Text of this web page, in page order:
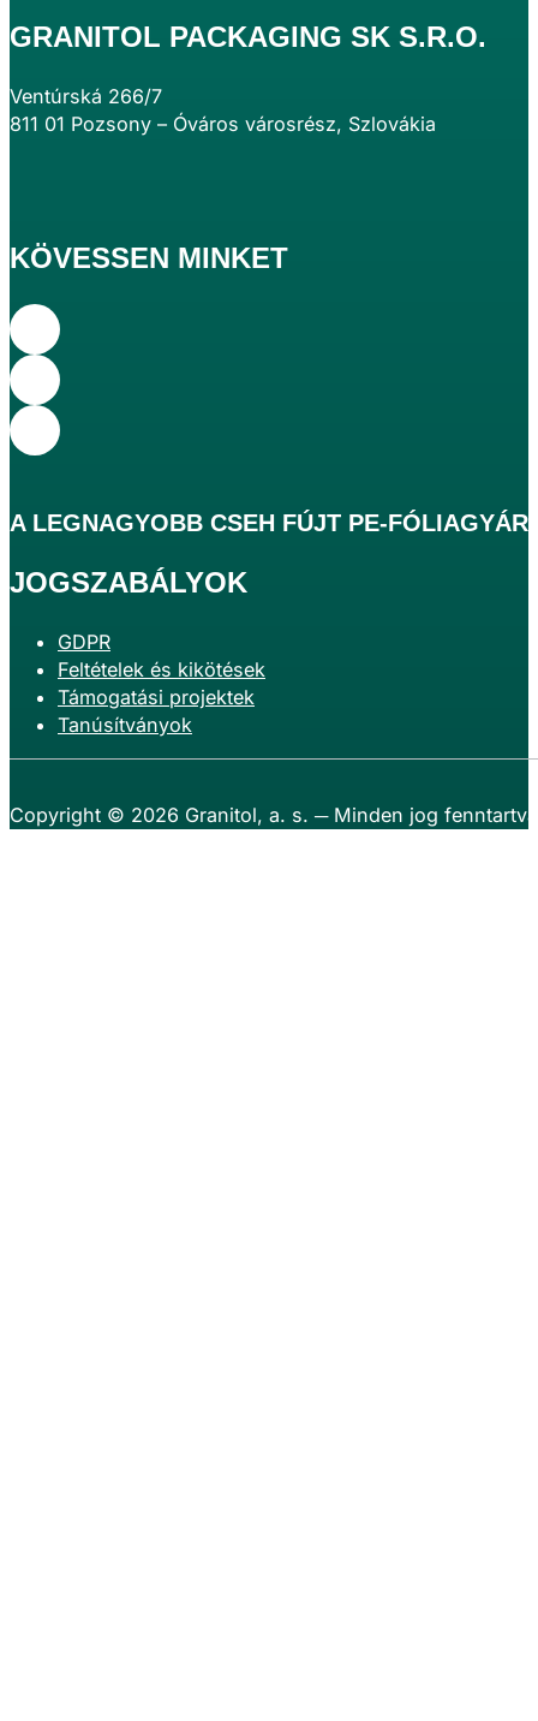
A LEGNAGYOBB CSEH FÚJT PE-
GRANITOL PACKAGING SK S.R.O.
Ventúrská 266/7
811 01 Pozsony – Óváros városrész, Szlovákia
KÖVESSEN MINKET
JOGSZABÁLYOK
GDPR
Feltételek és kikötések
Támogatási projektek
Tanúsítványok
Copyright © 2026 Granitol, a. s. ─ Minden jog